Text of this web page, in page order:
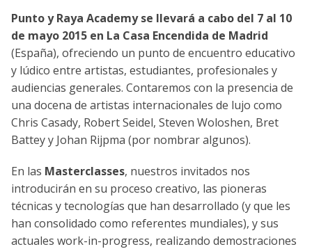
Punto y Raya Academy se llevará a cabo del 7 al 10
de mayo 2015 en La Casa Encendida de Madrid
(España), ofreciendo un punto de encuentro educativo
y lúdico entre artistas, estudiantes, profesionales y
audiencias generales. Contaremos con la presencia de
una docena de artistas internacionales de lujo como
Chris Casady, Robert Seidel, Steven Woloshen, Bret
Battey y Johan Rijpma (por nombrar algunos).
En las Masterclasses, nuestros invitados nos
introducirán en su proceso creativo, las pioneras
técnicas y tecnologías que han desarrollado (y que les
han consolidado como referentes mundiales), y sus
actuales work-in-progress, realizando demostraciones